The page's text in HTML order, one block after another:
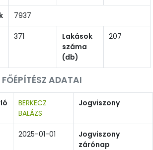
7937
371
Lakások
száma
(db)
207
FŐÉPÍTÉSZ ADATAI
BERKECZ
BALÁZS
Jogviszony
2025-01-01
Jogviszony
zárónap